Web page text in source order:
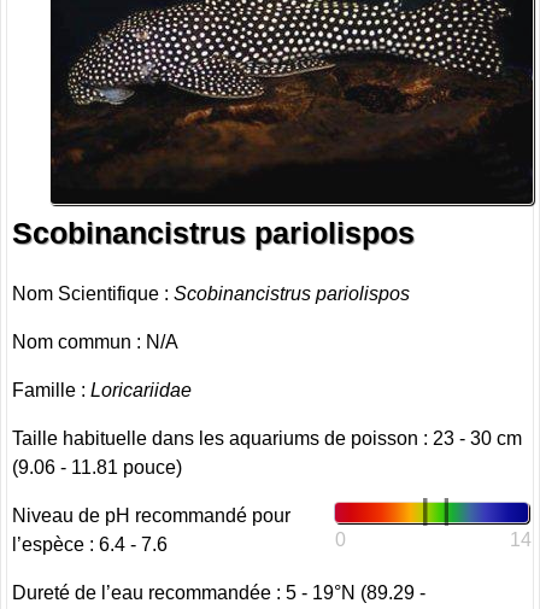
Scobinancistrus pariolispos
Nom Scientifique :Scobinancistrus pariolispos
Nom commun : N/A
Famille :Loricariidae
Taille habituelle dans les aquariums de poisson : 23 - 30 cm
(9.06 - 11.81 pouce)
0 14
Niveau de pH recommandé pour
l’espèce : 6.4 - 7.6
Dureté de l’eau recommandée : 5 - 19°N (89.29 -